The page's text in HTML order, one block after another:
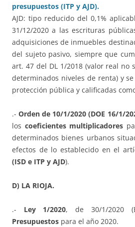
presupuestos (ITP y AJD).
AJD: tipo reducido del 0,1%
31/12/2020 a las escrituras
adquisiciones de inmuebles
del sujeto pasivo, siempre que
art. 47 del DL 1/2018 (valor real no
determinados niveles de renta) y
protección pública y calificadas
.- Orden de 10/1/2020 (DOE 16/1/
los coeficientes multiplicadores
determinados bienes urbanos
efectos de lo establecido en el
(ISD e ITP y AJD).
D) LA RIOJA.
.- Ley 1/2020, de 30/1/2020
Presupuestos para el año 2020.